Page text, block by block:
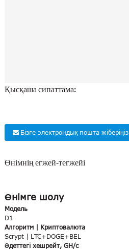
Қысқаша сипаттама:
Бізге электрондық пошта жіберіңіз
Өнімнің егжей-тегжейі
Өнімге шолу
Модель
D1
Алгоритм | Криптовалюта
Scrypt | LTC+DOGE+BEL
Әдеттегі хешрейт, GH/с